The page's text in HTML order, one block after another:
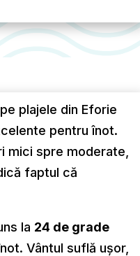
plajele din Eforie
pentru înot.
mici spre moderate,
faptul că
la 24 de grade
Vântul suflă ușor,